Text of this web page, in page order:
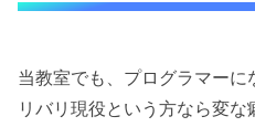
当教室でも、プログラマー
リバリ現役という方なら変